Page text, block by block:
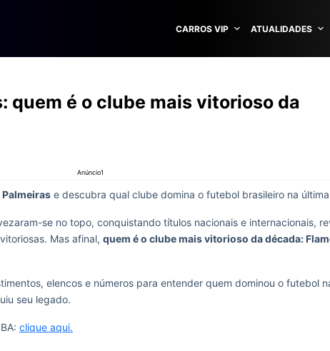
CARROS VIP ATUALIDADES
quem é o clube mais vitorioso da
Anúncio1
e descubra qual clube domina o futebol brasileiro na
se no topo, conquistando títulos nacionais e internacionais,
Mas afinal, quem é o clube mais vitorioso da década:
elencos e números para entender quem dominou o futebol
seu legado.
clique aqui.